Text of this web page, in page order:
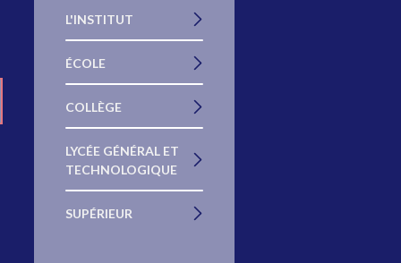
L'INSTITUT
ÉCOLE
COLLÈGE
LYCÉE GÉNÉRAL ET
TECHNOLOGIQUE
SUPÉRIEUR